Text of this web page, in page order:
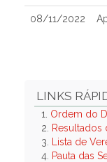
08/11/2022
LINKS
1. Ordem do
2.
Resultados
3.
Lista de
4. Pauta das